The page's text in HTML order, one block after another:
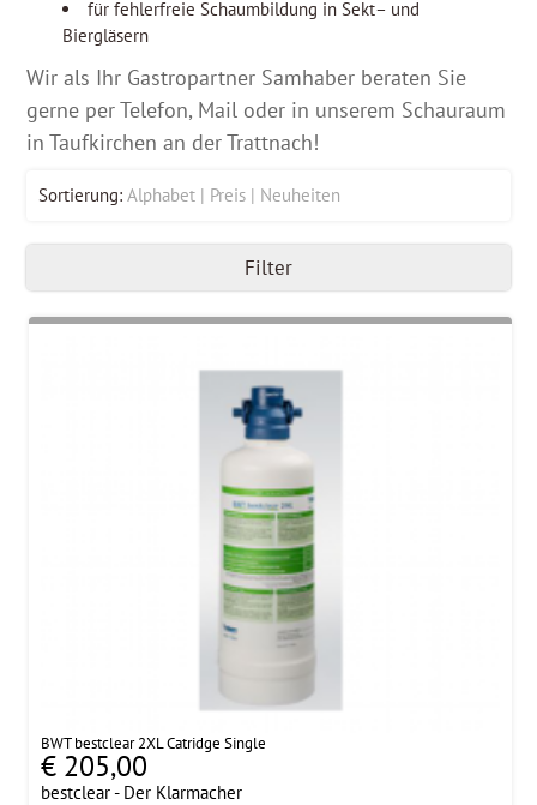
für fehlerfreie Schaumbildung in Sekt– und
Biergläsern
Wir als Ihr Gastropartner Samhaber beraten Sie
gerne per Telefon, Mail oder in unserem Schauraum
in Taufkirchen an der Trattnach!
Sortierung: Alphabet Preis Neuheiten
Filter
BWT bestclear 2XL Catridge Single
€ 205,00
bestclear - Der Klarmacher